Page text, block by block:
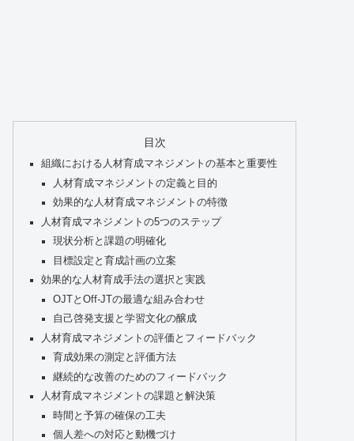
目次
組織における人材育成マネジメントの基本と重要性
人材育成マネジメントの定義と目的
効果的な人材育成マネジメントの特徴
人材育成マネジメントの5つのステップ
現状分析と課題の明確化
目標設定と育成計画の立案
効果的な人材育成手法の選択と実践
OJTとOff-JTの最適な組み合わせ
自己啓発支援と学習文化の醸成
人材育成マネジメントの評価とフィードバック
育成効果の測定と評価方法
継続的な改善のためのフィードバック
人材育成マネジメントの課題と解決策
時間と予算の確保の工夫
個人差への対応と動機づけ